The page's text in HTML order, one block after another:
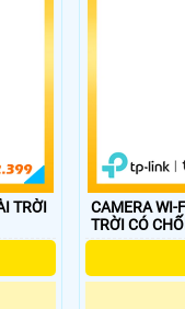
TRỜI
CAMERA WI-
TRỜI CÓ